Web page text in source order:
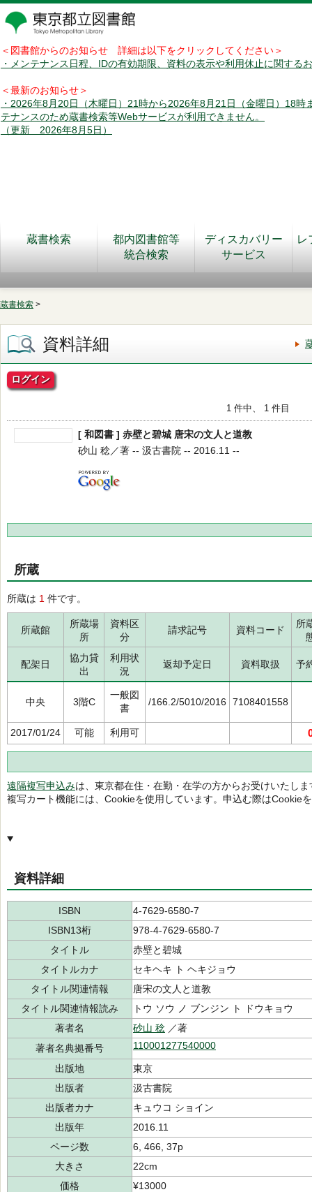
＜図書館からのお知らせ 詳細は以下をクリックしてください＞
・メンテナンス日程、IDの有効期限、資料の表示や利用休止に関する
＜最新のお知らせ＞
・2026年8月20日（木曜日）21時から2026年8月21日（金曜日）18時
テナンスのため蔵書検索等Webサービスが利用できません。
（更新 2026年8月5日）
蔵書検索
都内図書館等
統合検索
ディスカバリー
サービス
レ
蔵書検索 >
資料詳細
ログイン
1 件中、 1 件目
[ 和図書 ] 赤壁と碧城 唐宋の文人と道教
砂山 稔／著 -- 汲古書院 -- 2016.11 --
所蔵
所蔵は 1 件です。
所蔵館
所蔵場
所
資料区
分
請求記号 資料コード
所
配架日
協力貸
出
利用状
況
返却予定日 資料取扱 予
中央 3階C
一般図
書
/166.2/5010/2016 7108401558
2017/01/24 可能 利用可
遠隔複写申込みは、東京都在住・在勤・在学の方からお受けいたしま
複写カート機能には、Cookieを使用しています。申込む際はCookie
資料詳細
ISBN
4-7629-6580-7
ISBN13桁
978-4-7629-6580-7
タイトル
赤壁と碧城
タイトルカナ
セキヘキ ト ヘキジョウ
タイトル関連情報
唐宋の文人と道教
タイトル関連情報読み
トウ ソウ ノ ブンジン ト ドウキョウ
著者名
砂山 稔 ／著
著者名典拠番号
110001277540000
出版地
東京
出版者
汲古書院
出版者カナ
キュウコ ショイン
出版年
2016.11
ページ数
6, 466, 37p
大きさ
22cm
価格
¥13000